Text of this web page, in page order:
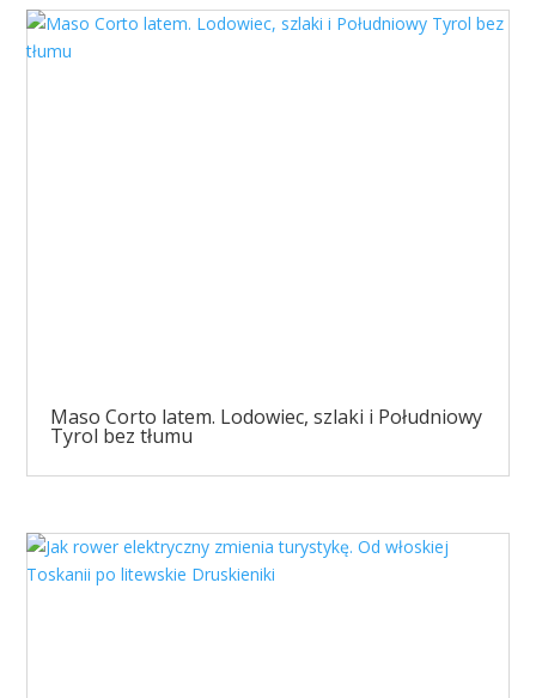
Maso Corto latem. Lodowiec, szlaki i Południowy
Tyrol bez tłumu